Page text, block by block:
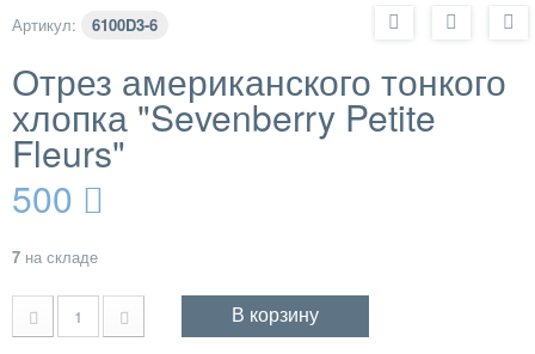
Артикул: 6100D3-6
Отрез американского тонкого
хлопка "Sevenberry Petite
Fleurs"
500
7 на складе
В корзину